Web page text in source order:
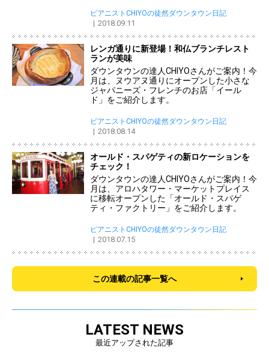
ピアニストCHIYOの徒然ダウンタウン日記
2018.09.11
レンガ通りに新登場！和仏ブランチレスト
ランが美味
ダウンタウンの達人CHIYOさんがご案内！今
月は、ヌウアヌ通りにオープンした小さな
ジャパニーズ・フレンチのお店「イール
ド」をご紹介します。
ピアニストCHIYOの徒然ダウンタウン日記
2018.08.14
オールド・スパゲティの新ロケーションを
チェック！
ダウンタウンの達人CHIYOさんがご案内！今
月は、アロハタワー・マーケットプレイス
に移転オープンした「オールド・スパゲ
ティ・ファクトリー」をご紹介します。
ピアニストCHIYOの徒然ダウンタウン日記
2018.07.15
この連載の記事一覧へ
LATEST NEWS
最近アップされた記事